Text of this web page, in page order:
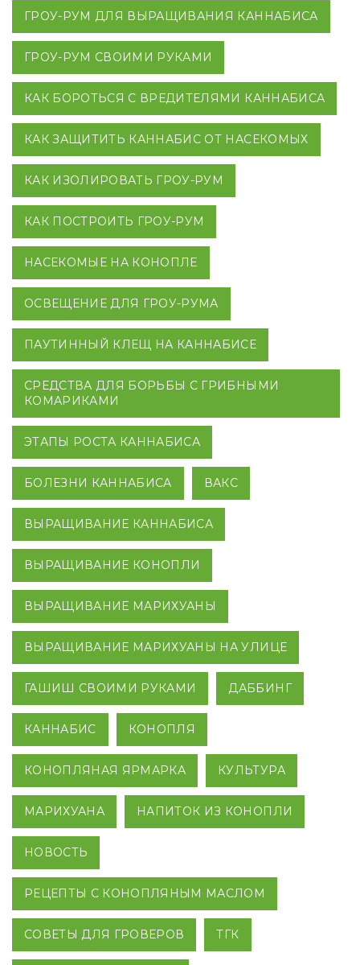
ГРОУ-РУМ ДЛЯ ВЫРАЩИВАНИЯ КАННАБИСА
ГРОУ-РУМ СВОИМИ РУКАМИ
КАК БОРОТЬСЯ С ВРЕДИТЕЛЯМИ КАННАБИСА
КАК ЗАЩИТИТЬ КАННАБИС ОТ НАСЕКОМЫХ
КАК ИЗОЛИРОВАТЬ ГРОУ-РУМ
КАК ПОСТРОИТЬ ГРОУ-РУМ
НАСЕКОМЫЕ НА КОНОПЛЕ
ОСВЕЩЕНИЕ ДЛЯ ГРОУ-РУМА
ПАУТИННЫЙ КЛЕЩ НА КАННАБИСЕ
СРЕДСТВА ДЛЯ БОРЬБЫ С ГРИБНЫМИ
КОМАРИКАМИ
ЭТАПЫ РОСТА КАННАБИСА
БОЛЕЗНИ КАННАБИСА ВАКС
ВЫРАЩИВАНИЕ КАННАБИСА
ВЫРАЩИВАНИЕ КОНОПЛИ
ВЫРАЩИВАНИЕ МАРИХУАНЫ
ВЫРАЩИВАНИЕ МАРИХУАНЫ НА УЛИЦЕ
ГАШИШ СВОИМИ РУКАМИ ДАББИНГ
КАННАБИС КОНОПЛЯ
КОНОПЛЯНАЯ ЯРМАРКА КУЛЬТУРА
МАРИХУАНА НАПИТОК ИЗ КОНОПЛИ
НОВОСТЬ
РЕЦЕПТЫ С КОНОПЛЯНЫМ МАСЛОМ
СОВЕТЫ ДЛЯ ГРОВЕРОВ ТГК